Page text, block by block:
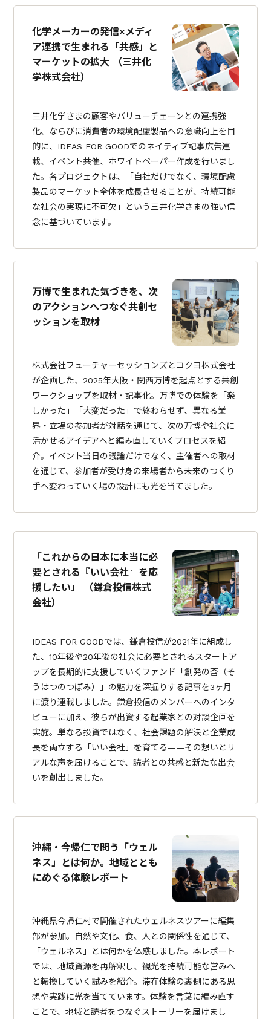
化学メーカーの発信×メディ
ア連携で生まれる「共感」と
マーケットの拡大 （三井化
学株式会社）
三井化学さまの顧客やバリューチェーンとの連携強
化、ならびに消費者の環境配慮製品への意識向上を目
的に、IDEAS FOR GOODでのネイティブ記事広告連
載、イベント共催、ホワイトペーパー作成を行いまし
た。各プロジェクトは、「自社だけでなく、環境配慮
製品のマーケット全体を成長させることが、持続可能
な社会の実現に不可欠」という三井化学さまの強い信
念に基づいています。
万博で生まれた気づきを、次
のアクションへつなぐ共創セ
ッションを取材
株式会社フューチャーセッションズとコクヨ株式会社
が企画した、2025年大阪・関西万博を起点とする共創
ワークショップを取材・記事化。万博での体験を「楽
しかった」「大変だった」で終わらせず、異なる業
界・立場の参加者が対話を通じて、次の万博や社会に
活かせるアイデアへと編み直していくプロセスを紹
介。イベント当日の議論だけでなく、主催者への取材
を通じて、参加者が受け身の来場者から未来のつくり
手へ変わっていく場の設計にも光を当てました。
「これからの日本に本当に必
要とされる『いい会社』を応
援したい」 （鎌倉投信株式
会社）
IDEAS FOR GOODでは、鎌倉投信が2021年に組成し
た、10年後や20年後の社会に必要とされるスタートア
ップを長期的に支援していくファンド「創発の莟（そ
うはつのつぼみ）」の魅力を深掘りする記事を3ヶ月
に渡り連載しました。鎌倉投信のメンバーへのインタ
ビューに加え、彼らが出資する起業家との対談企画を
実施。単なる投資ではなく、社会課題の解決と企業成
長を両立する「いい会社」を育てる——その想いとリ
アルな声を届けることで、読者との共感と新たな出会
いを創出しました。
沖縄・今帰仁で問う「ウェル
ネス」とは何か。地域ととも
にめぐる体験レポート
沖縄県今帰仁村で開催されたウェルネスツアーに編集
部が参加。自然や文化、食、人との関係性を通じて、
「ウェルネス」とは何かを体感しました。本レポート
では、地域資源を再解釈し、観光を持続可能な営みへ
と転換していく試みを紹介。滞在体験の裏側にある思
想や実践に光を当てています。体験を言葉に編み直す
ことで、地域と読者をつなぐストーリーを届けまし